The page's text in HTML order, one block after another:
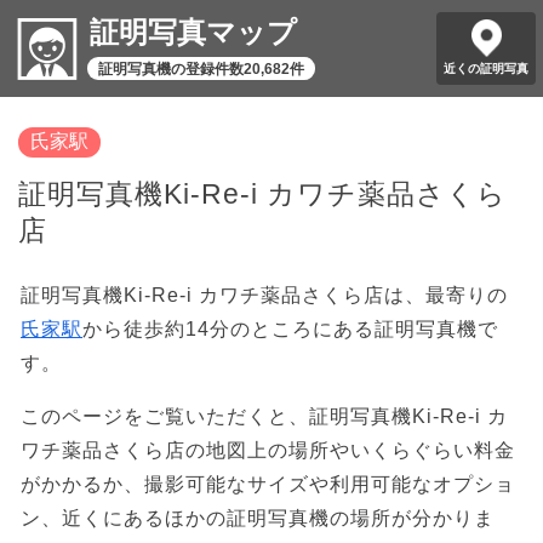
証明写真マップ
証明写真機の登録件数20,682件 近くの証明写真
氏家駅
証明写真機Ki-Re-i カワチ薬品さくら
店
証明写真機Ki-Re-i カワチ薬品さくら店は、最寄りの
氏家駅から徒歩約14分のところにある証明写真機で
す。
このページをご覧いただくと、証明写真機Ki-Re-i カ
ワチ薬品さくら店の地図上の場所やいくらぐらい料金
がかかるか、撮影可能なサイズや利用可能なオプショ
ン、近くにあるほかの証明写真機の場所が分かりま